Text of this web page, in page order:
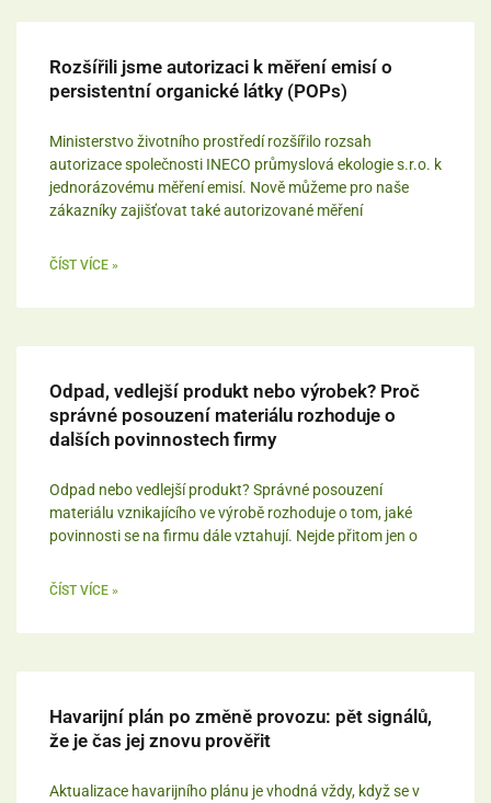
Rozšířili jsme autorizaci k měření emisí o
persistentní organické látky (POPs)
Ministerstvo životního prostředí rozšířilo rozsah
autorizace společnosti INECO průmyslová ekologie s.r.o. k
jednorázovému měření emisí. Nově můžeme pro naše
zákazníky zajišťovat také autorizované měření
ČÍST VÍCE »
Odpad, vedlejší produkt nebo výrobek? Proč
správné posouzení materiálu rozhoduje o
dalších povinnostech firmy
Odpad nebo vedlejší produkt? Správné posouzení
materiálu vznikajícího ve výrobě rozhoduje o tom, jaké
povinnosti se na firmu dále vztahují. Nejde přitom jen o
ČÍST VÍCE »
Havarijní plán po změně provozu: pět signálů,
že je čas jej znovu prověřit
Aktualizace havarijního plánu je vhodná vždy, když se v